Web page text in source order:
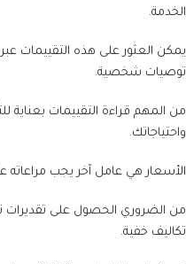
الخدمة.
يمكن العثور على هذه التقييمات
توصيات شخصية.
من المهم قراءة التقييمات بعناية
واحتياجاتك.
الأسعار هي عامل آخر يجب مراعاته
من الضروري الحصول على تقديرات
تكاليف خفية.